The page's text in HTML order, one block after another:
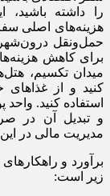
را داشته
هزینه‌های اصلی
حمل‌ونقل
برای کاهش
میدان تکسیم،
کنید و از
استفاده کنید. واحد
و تبدیل آن در
مدیریت مالی در
برآورد و
زیر است: